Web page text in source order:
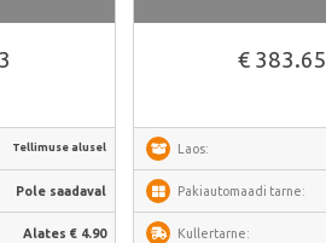
Tellimuse alusel
Pole saadaval
Alates € 4.90
€ 383.65
Laos:
Pakiautomaadi tarne:
Kullertarne: